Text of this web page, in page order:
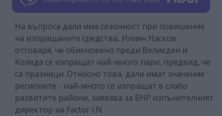
На въпроса дали има сезонност при повишение
на изпращаните средства, Илиян Насков
отговаря, че обикновено преди Великден и
Коледа се изпращат най-много пари, предвид, че
са празници. Относно това, дали имат значение
регионите - най-много се изпращат в слабо
развитите райони, заявява за БНР изпънителният
директор на Factor I.N.